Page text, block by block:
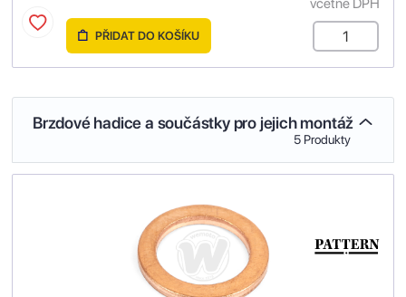
PŘIDAT DO KOŠÍKU
Brzdové hadice a součástky pro jejich montáž
5 Produkty